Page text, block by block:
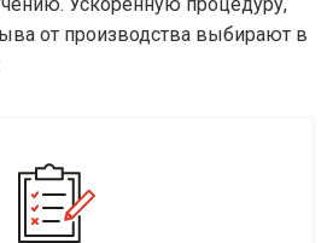
от производства выбирают в